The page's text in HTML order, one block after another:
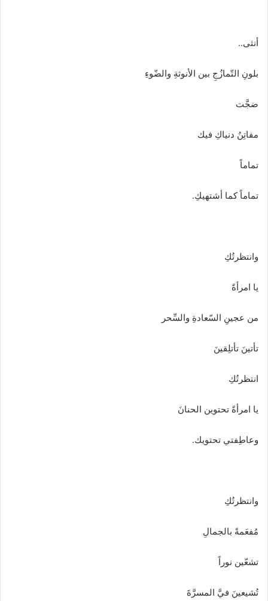
أنثى..
بلونِ التّمازُجِ بين الأنوثةِ والضّوءِ
ضجَّت
مفاتِنُ دنياكِ فيك
تماماً
تماماً كما أشتهيكِ.
وانتظرتُكِ
يا امرأةً
من عجينِ السّعادةِ والسِّحر
تأتينَ تأتلِقينَ
انتظرتُكِ
يا امرأةً تحتوين الحنانَ
وعاطِفتي تحتويك.
وانتظرتُكِ
مُفعَمةً بالجمالِ
تشعّين نوراً
تُشيعينَ فيَّ المسرَّةَ